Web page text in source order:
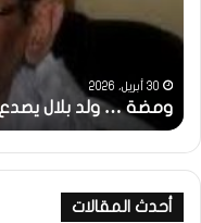
بالحقيقة…/
الشريف
30 أبريل، 2026
ومضة … ولد بلال
أحدث المقالات